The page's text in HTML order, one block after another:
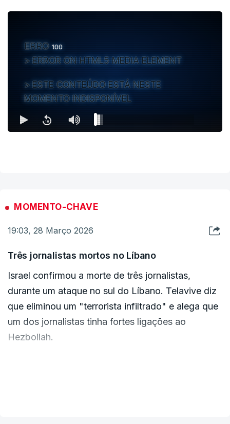
ERRO100
ERROR ON HTML5 MEDIA ELEMENT
ESTE CONTEÚDO ESTÁ NESTE
MOMENTO INDISPONÍVEL
MOMENTO-CHAVE
19:03, 28 Março 2026
Três jornalistas mortos no Líbano
Israel confirmou a morte de três jornalistas,
durante um ataque no sul do Líbano. Telavive diz
que eliminou um "terrorista infiltrado" e alega que
um dos jornalistas tinha fortes ligações ao
Hezbollah.